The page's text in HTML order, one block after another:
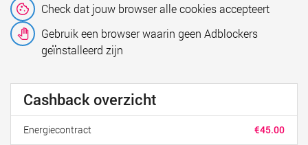
Check dat jouw browser alle cookies accepteert
Gebruik een browser waarin geen Adblockers
geïnstalleerd zijn
Cashback overzicht
€45.00
Energiecontract